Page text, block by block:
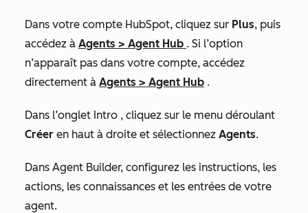
Dans votre compte HubSpot, cliquez sur Plus, puis
accédez à Agents > Agent Hub . Si l’option
n’apparaît pas dans votre compte, accédez
directement à Agents > Agent Hub .
Dans l’onglet Intro , cliquez sur le menu déroulant
Créer en haut à droite et sélectionnez Agents.
Dans Agent Builder, configurez les instructions, les
actions, les connaissances et les entrées de votre
agent.